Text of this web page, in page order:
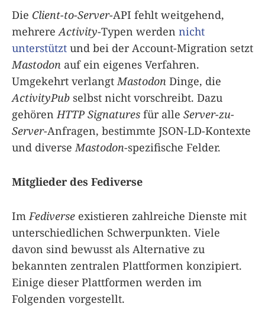
Die Client-to-Server-API fehlt weitgehend,
mehrere Activity-Typen werden nicht
unterstützt und bei der Account-Migration setzt
Mastodon auf ein eigenes Verfahren.
Umgekehrt verlangt Mastodon Dinge, die
ActivityPub selbst nicht vorschreibt. Dazu
gehören HTTP Signatures für alle Server-zu-
Server-Anfragen, bestimmte JSON-LD-Kontexte
und diverse Mastodon-spezifische Felder.
Mitglieder des Fediverse
Im Fediverse existieren zahlreiche Dienste mit
unterschiedlichen Schwerpunkten. Viele
davon sind bewusst als Alternative zu
bekannten zentralen Plattformen konzipiert.
Einige dieser Plattformen werden im
Folgenden vorgestellt.